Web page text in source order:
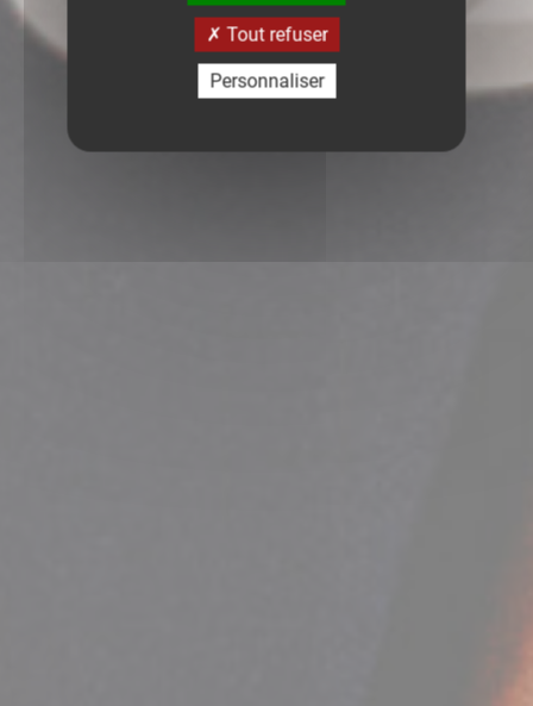
Tout refuser
Personnaliser